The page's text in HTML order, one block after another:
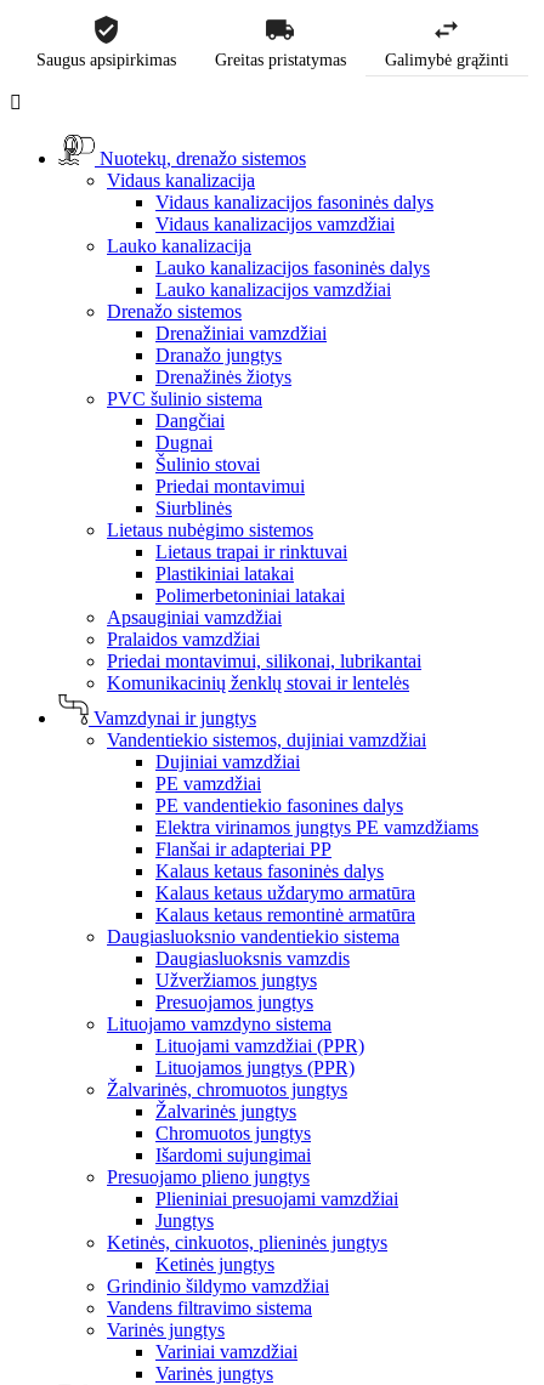
Saugus apsipirkimas Greitas pristatymas Galimybė grąžinti

Nuotekų, drenažo sistemos
Vidaus kanalizacija
Vidaus kanalizacijos fasoninės dalys
Vidaus kanalizacijos vamzdžiai
Lauko kanalizacija
Lauko kanalizacijos fasoninės dalys
Lauko kanalizacijos vamzdžiai
Drenažo sistemos
Drenažiniai vamzdžiai
Dranažo jungtys
Drenažinės žiotys
PVC šulinio sistema
Dangčiai
Dugnai
Šulinio stovai
Priedai montavimui
Siurblinės
Lietaus nubėgimo sistemos
Lietaus trapai ir rinktuvai
Plastikiniai latakai
Polimerbetoniniai latakai
Apsauginiai vamzdžiai
Pralaidos vamzdžiai
Priedai montavimui, silikonai, lubrikantai
Komunikacinių ženklų stovai ir lentelės
Vamzdynai ir jungtys
Vandentiekio sistemos, dujiniai vamzdžiai
Dujiniai vamzdžiai
PE vamzdžiai
PE vandentiekio fasonines dalys
Elektra virinamos jungtys PE vamzdžiams
Flanšai ir adapteriai PP
Kalaus ketaus fasoninės dalys
Kalaus ketaus uždarymo armatūra
Kalaus ketaus remontinė armatūra
Daugiasluoksnio vandentiekio sistema
Daugiasluoksnis vamzdis
Užveržiamos jungtys
Presuojamos jungtys
Lituojamo vamzdyno sistema
Lituojami vamzdžiai (PPR)
Lituojamos jungtys (PPR)
Žalvarinės, chromuotos jungtys
Žalvarinės jungtys
Chromuotos jungtys
Išardomi sujungimai
Presuojamo plieno jungtys
Plieniniai presuojami vamzdžiai
Jungtys
Ketinės, cinkuotos, plieninės jungtys
Ketinės jungtys
Grindinio šildymo vamzdžiai
Vandens filtravimo sistema
Varinės jungtys
Variniai vamzdžiai
Varinės jungtys